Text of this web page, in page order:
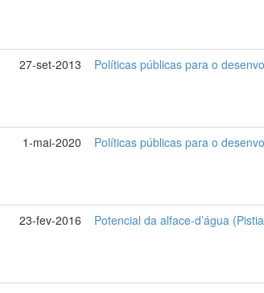
27-set-2013 Políticas públicas para o
1-mai-2020 Políticas públicas para o
23-fev-2016 Potencial da alface-d’água